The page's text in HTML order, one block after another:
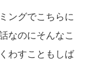
ングでこちらに
なのにそんなこ
わすこともしば